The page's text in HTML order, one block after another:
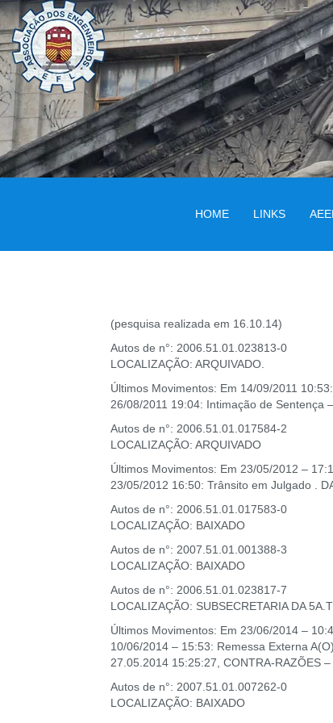
HOME LINKS
(pesquisa realizada em 16.10.14)
Autos de n°: 2006.51.01.023813-0
LOCALIZAÇÃO: ARQUIVADO.
Últimos Movimentos: Em 14/09/2011
26/08/2011 19:04: Intimação de Sentença
Autos de n°: 2006.51.01.017584-2
LOCALIZAÇÃO: ARQUIVADO
Últimos Movimentos: Em 23/05/2012 –
23/05/2012 16:50: Trânsito em Julgado .
Autos de n°: 2006.51.01.017583-0
LOCALIZAÇÃO: BAIXADO
Autos de n°: 2007.51.01.001388-3
LOCALIZAÇÃO: BAIXADO
Autos de n°: 2006.51.01.023817-7
LOCALIZAÇÃO: SUBSECRETARIA DA
Últimos Movimentos: Em 23/06/2014 –
10/06/2014 – 15:53: Remessa Externa
27.05.2014 15:25:27, CONTRA-RAZÕES
Autos de n°: 2007.51.01.007262-0
LOCALIZAÇÃO: BAIXADO